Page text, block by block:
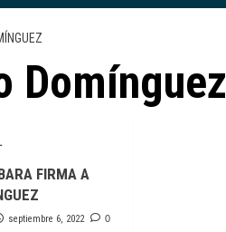
Domínguez
FIRMA A
septiembre 6, 2022 0